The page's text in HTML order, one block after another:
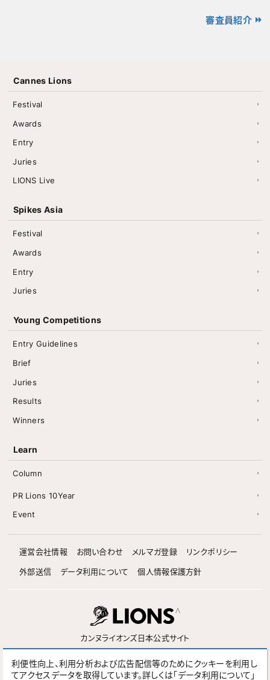
審査員紹介
Cannes Lions
Festival
Awards
Entry
Juries
LIONS Live
Spikes Asia
Festival
Awards
Entry
Juries
Young Competitions
Entry Guidelines
Brief
Juries
Results
Winners
Learn
Column
PR Lions 10Year
Event
運営会社情報 お問い合わせ メルマガ登録 リンクポリシー
外部送信 データ利用について 個人情報保護方針
カンヌライオンズ日本公式サイト
Follow
利便性向上、利用分析および広告配信等のためにクッキーを利用し
てアクセスデータを取得しています。詳しくは「データ利用について」